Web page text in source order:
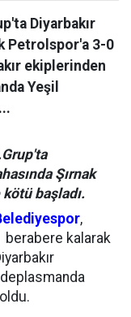
Diyarbakır
Petrolspor'a 3-0
ekiplerinden
Yeşil
Şırnak
başladı.
,
berabere kalarak